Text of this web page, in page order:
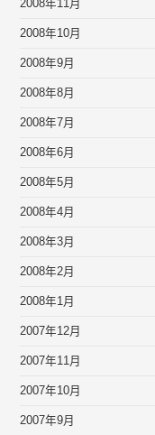
2008年11月
2008年10月
2008年9月
2008年8月
2008年7月
2008年6月
2008年5月
2008年4月
2008年3月
2008年2月
2008年1月
2007年12月
2007年11月
2007年10月
2007年9月